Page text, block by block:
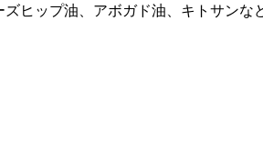
ヒップ油、アボガド油、キトサン